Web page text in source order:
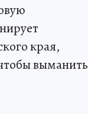
края,
выманить